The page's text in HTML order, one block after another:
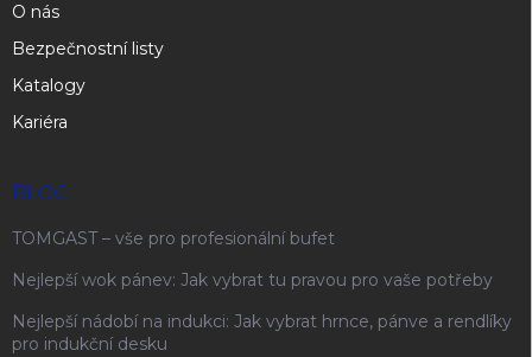
O nás
Bezpečnostní listy
Katalogy
Kariéra
BLOG
TOMGAST – vše pro profesionální bufet
Nejlepší wok pánev: Jak vybrat tu pravou pro vaše potřeby
Nejlepší nádobí na indukci: Jak vybrat hrnce, pánve a rendlíky
pro indukční desku